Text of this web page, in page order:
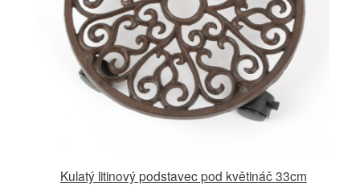
Kulatý litinový podstavec pod květináč 33cm